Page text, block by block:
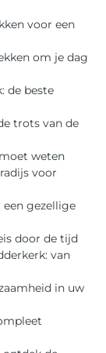
voor een
om je dag
de beste
trots van de
weten
voor
gezellige
door de tijd
van
in uw